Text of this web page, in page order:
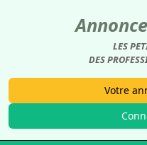
LES
DES
Votre